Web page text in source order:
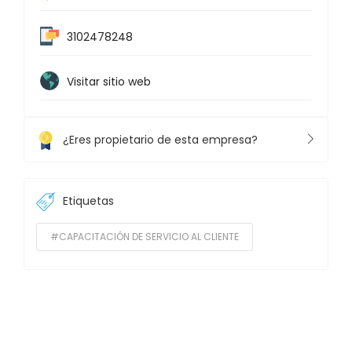
3102478248
Visitar sitio web
¿Eres propietario de esta empresa?
Etiquetas
#CAPACITACIÓN DE SERVICIO AL CLIENTE